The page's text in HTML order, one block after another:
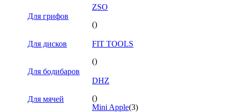
Для грифов
Для дисков
Для бодибаров
Для мячей
ZSO
()
FIT TOOLS
()
DHZ
()
Mini Apple(3)